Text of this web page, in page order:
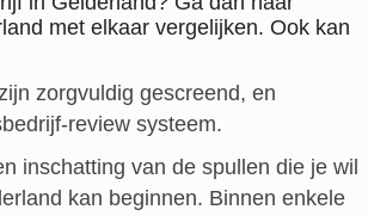
met elkaar vergelijken. Ook kan
zorgvuldig gescreend, en
review systeem.
inschatting van de spullen die je wil
kan beginnen. Binnen enkele